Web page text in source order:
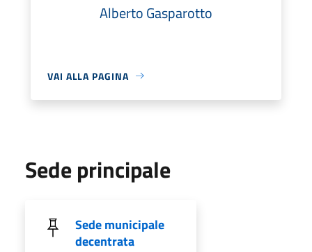
Alberto Gasparotto
VAI ALLA PAGINA
Sede principale
Sede municipale
decentrata